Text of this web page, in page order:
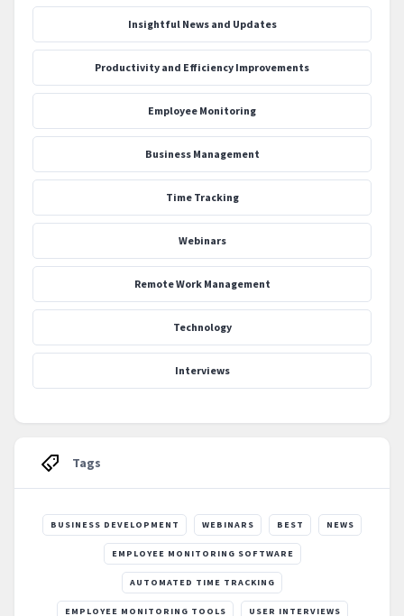
‍Insightful News and Updates
Productivity and Efficiency Improvements
Employee Monitoring
Business Management
Time Tracking
Webinars
Remote Work Management
Technology
Interviews
Tags
BUSINESS DEVELOPMENT WEBINARS BEST NEWS
EMPLOYEE MONITORING SOFTWARE
AUTOMATED TIME TRACKING
EMPLOYEE MONITORING TOOLS USER INTERVIEWS